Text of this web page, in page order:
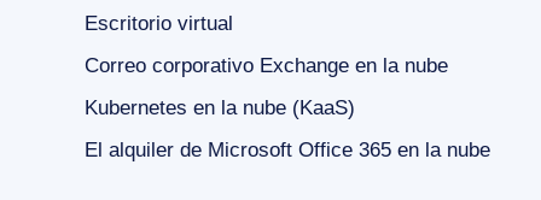
Escritorio virtual
Correo corporativo Exchange en la nube
Kubernetes en la nube (KaaS)
El alquiler de Microsoft Office 365 en la nube